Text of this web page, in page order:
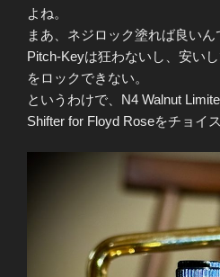
よね。
まあ、ネジロック塗れば良いん
Pitch-Keyは狂わないし、安い
をロックできない。
というわけで、N4 Walnut
Shifter for Floyd Roseをチョイ